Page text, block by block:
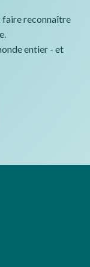
faire reconnaître
entier - et